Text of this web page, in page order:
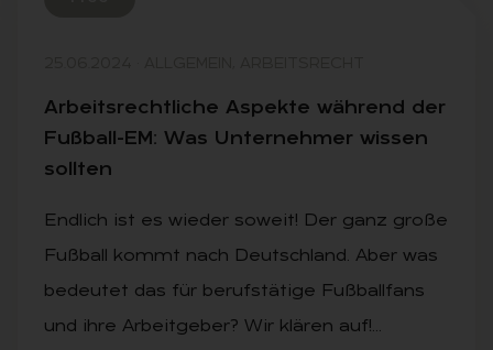
Ar­beits­recht­li­che As­pek­te wäh­rend der
Fuß­ball-EM: Was Un­ter­neh­mer wis­sen
soll­ten
Endlich ist es wieder soweit! Der ganz große
Fußball kommt nach Deutschland. Aber was
bedeutet das für berufstätige Fußballfans
und ihre Arbeitgeber? Wir klären auf!…